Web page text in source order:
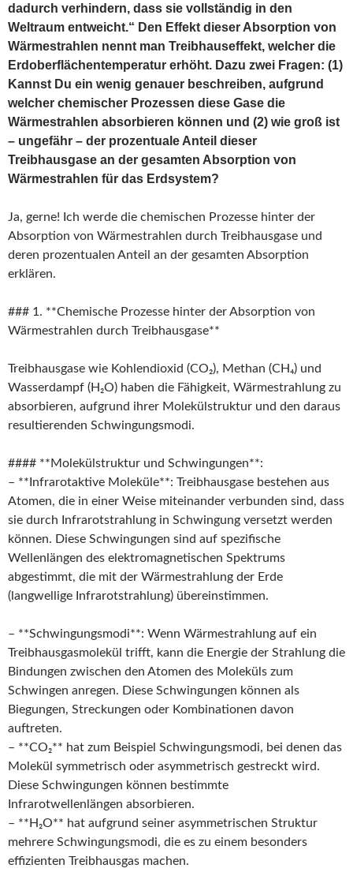
dadurch verhindern, dass sie vollständig in den
Weltraum entweicht.“ Den Effekt dieser Absorption von
Wärmestrahlen nennt man Treibhauseffekt, welcher die
Erdoberflächentemperatur erhöht. Dazu zwei Fragen: (1)
Kannst Du ein wenig genauer beschreiben, aufgrund
welcher chemischer Prozessen diese Gase die
Wärmestrahlen absorbieren können und (2) wie groß ist
– ungefähr – der prozentuale Anteil dieser
Treibhausgase an der gesamten Absorption von
Wärmestrahlen für das Erdsystem?
Ja, gerne! Ich werde die chemischen Prozesse hinter der
Absorption von Wärmestrahlen durch Treibhausgase und
deren prozentualen Anteil an der gesamten Absorption
erklären.
### 1. **Chemische Prozesse hinter der Absorption von
Wärmestrahlen durch Treibhausgase**
Treibhausgase wie Kohlendioxid (CO₂), Methan (CH₄) und
Wasserdampf (H₂O) haben die Fähigkeit, Wärmestrahlung zu
absorbieren, aufgrund ihrer Molekülstruktur und den daraus
resultierenden Schwingungsmodi.
#### **Molekülstruktur und Schwingungen**:
– **Infrarotaktive Moleküle**: Treibhausgase bestehen aus
Atomen, die in einer Weise miteinander verbunden sind, dass
sie durch Infrarotstrahlung in Schwingung versetzt werden
können. Diese Schwingungen sind auf spezifische
Wellenlängen des elektromagnetischen Spektrums
abgestimmt, die mit der Wärmestrahlung der Erde
(langwellige Infrarotstrahlung) übereinstimmen.
– **Schwingungsmodi**: Wenn Wärmestrahlung auf ein
Treibhausgasmolekül trifft, kann die Energie der Strahlung die
Bindungen zwischen den Atomen des Moleküls zum
Schwingen anregen. Diese Schwingungen können als
Biegungen, Streckungen oder Kombinationen davon
auftreten.
– **CO₂** hat zum Beispiel Schwingungsmodi, bei denen das
Molekül symmetrisch oder asymmetrisch gestreckt wird.
Diese Schwingungen können bestimmte
Infrarotwellenlängen absorbieren.
– **H₂O** hat aufgrund seiner asymmetrischen Struktur
mehrere Schwingungsmodi, die es zu einem besonders
effizienten Treibhausgas machen.